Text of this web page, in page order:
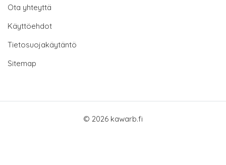
Ota yhteyttä
Käyttöehdot
Tietosuojakäytäntö
Sitemap
© 2026 kawarb.fi